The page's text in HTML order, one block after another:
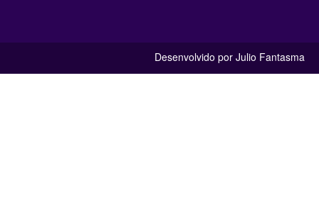
Desenvolvido por Julio Fantasma